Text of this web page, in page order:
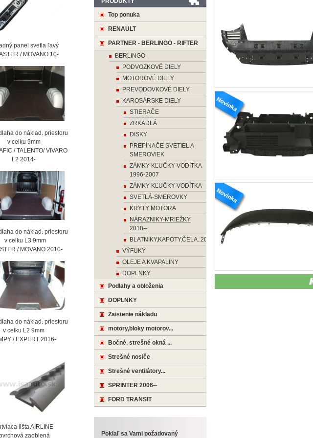
Top ponuka
RENAULT
PARTNER - BERLINGO - RIFTER
BERLINGO
PODVOZKOVÉ DIELY
MOTOROVÉ DIELY
PREVODOVKOVÉ DIELY
KAROSÁRSKE DIELY
STIERAČE
ZRKADLÁ
DISKY
PREPÍNAČE SVETIEL A
SMEROVIEK
ZÁMKY-KĽUČKY-VODÍTKA
1996-2007
ZÁMKY-KĽUČKY-VODÍTKA
SVETLÁ-SMEROVKY
KRYTY MOTORA
NÁRAZNIKY-MRIEŽKY
2018--
BLATNIKY,KAPOTY,ČELA..2018-
VÝFUKY
OLEJE A KVAPALINY
DOPLNKY
Podlahy a obloženia
DOPLNKY
Zaistenie nákladu
motory,bloky motorov...
Bočné, strešné okná ...
Strešné nosiče
Strešné ventilátory...
SPRINTER 2006--
FORD TRANSIT
Pokiaľ sa Vami požadovaný
panel svetla ľavý
/ MOVANO 10-
do náklad. priestoru
9mm
/ TALENTO/ VIVARO
2014-
do náklad. priestoru
L3 9mm
/ MOVANO 2010-
do náklad. priestoru
L2 9mm
/ EXPERT 2016-
lišta AIRLINE
zaoblená